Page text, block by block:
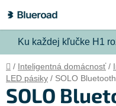
na
obsah
Ku každej kľučke H1
Domov
/ Inteligentná domácnosť /
LED pásiky / SOLO
SOLO